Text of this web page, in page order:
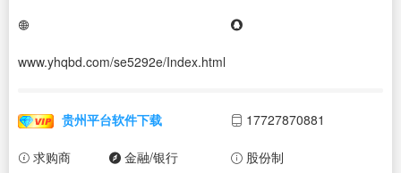
www.yhqbd.com/se5292e/Index.html
贵州平台软件下载 17727870881
求购商 金融/银行 股份制